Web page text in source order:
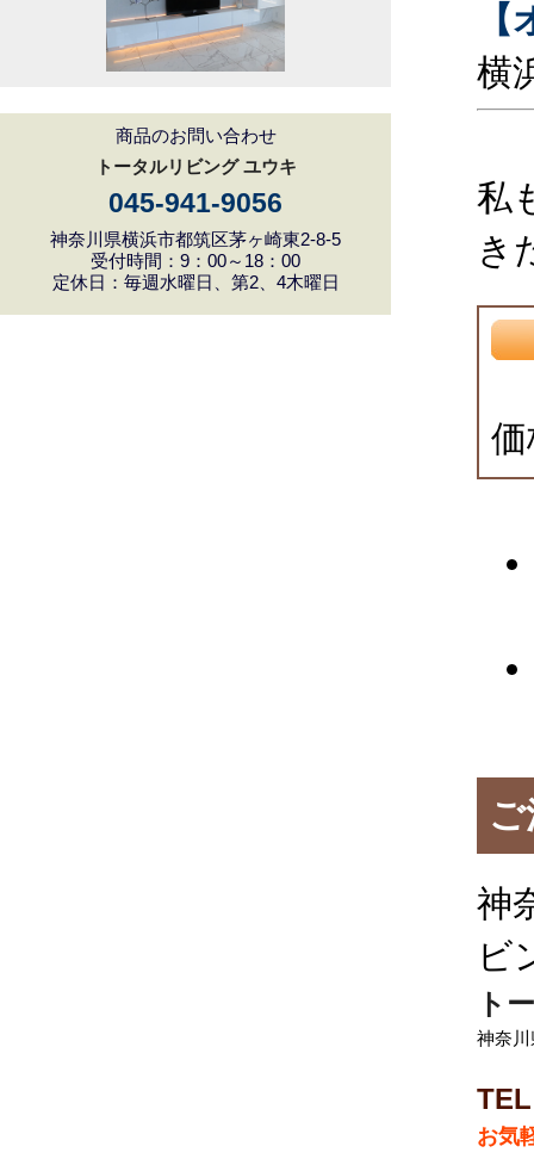
商品のお問い合わせ
トータルリビング ユウキ
045-941-9056
神奈川県横浜市都筑区茅ヶ崎東2-8-5
受付時間：9：00～18：00
定休日：毎週水曜日、第2、4木曜日
横
私
き
神
ビ
ト
神奈
お気